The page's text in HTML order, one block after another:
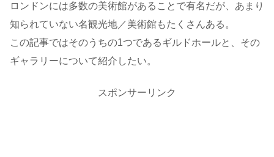
ロンドンには多数の美術館があることで有名だが、あまり
知られていない名観光地／美術館もたくさんある。
この記事ではそのうちの1つであるギルドホールと、その
ギャラリーについて紹介したい。
スポンサーリンク